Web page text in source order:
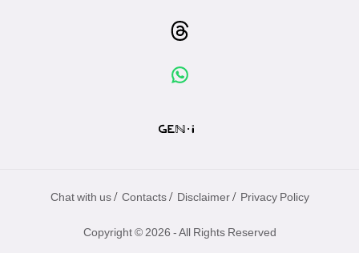
Chat with us / Contacts / Disclaimer / Privacy Policy
Copyright © 2026 - All Rights Reserved